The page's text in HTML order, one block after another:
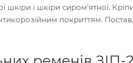
шкіри і шкіри сиром'ятної.
покриттям.